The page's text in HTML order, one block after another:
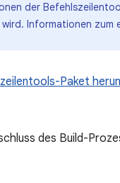
der
Informationen zum
Paket
des Build-